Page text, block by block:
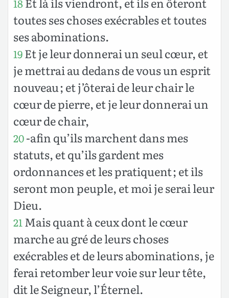
18
toutes ses choses exécrables et toutes
ses abominations.
19Et je leur donnerai un seul cœur, et
je mettrai au dedans de vous un esprit
nouveau ; et j’ôterai de leur chair le
cœur de pierre, et je leur donnerai un
cœur de chair,
20-afin qu’ils marchent dans mes
statuts, et qu’ils gardent mes
ordonnances et les pratiquent ; et ils
seront mon peuple, et moi je serai leur
Dieu.
21 Mais quant à ceux dont le cœur
marche au gré de leurs choses
exécrables et de leurs abominations, je
ferai retomber leur voie sur leur tête,
dit le Seigneur, l’Éternel.